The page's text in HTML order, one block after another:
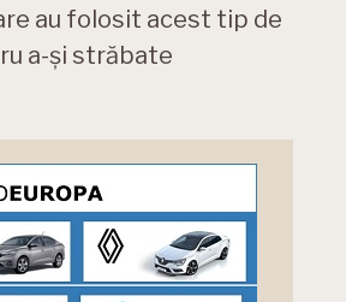
au folosit acest tip de
a-și străbate